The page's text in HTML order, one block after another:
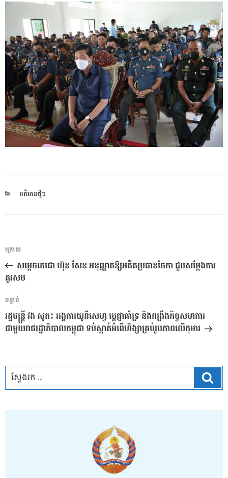
CATEGORIES
ពត៌មានថ្មីៗ
ការ​
នាំទិស​
ប្រកាស
អត្ថបទ
មុន
ក្រោយ
សម្តេចតេជោ ហ៊ុន សែន អនុញ្ញាតឱ្យអតីតប្រធានចៃកា ជួបសម្តែងការ
គួរសម
អត្ថបទ
បន្ទាប់
បន្ទាប់
រដ្ឋមន្រ្តី វង សូត៖ អង្គការយូនីសេហ្វ ប្តេជ្ញាគាំទ្រ និងពង្រឹងកិច្ចសហការ
ជាមួយរាជរដ្ឋាភិបាលកម្ពុជា ទប់ស្កាត់អំពើហិង្សាគ្រប់រូបភាពលើកុមារ